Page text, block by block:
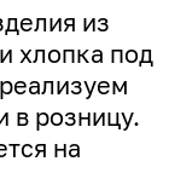
из
хлопка под
в розницу.
на